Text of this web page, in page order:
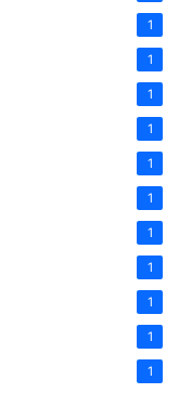
1
1
1
1
1
1
1
1
1
1
1